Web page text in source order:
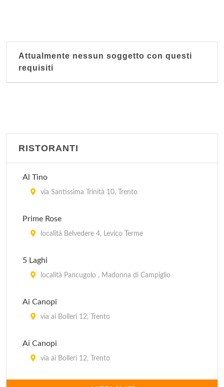
Attualmente nessun soggetto con questi
requisiti
RISTORANTI
Al Tino
via Santissima Trinità 10, Trento
Prime Rose
località Belvedere 4, Levico Terme
5 Laghi
località Pancugolo , Madonna di Campiglio
Ai Canopi
via ai Bolleri 12, Trento
Ai Canopi
via ai Bolleri 12, Trento